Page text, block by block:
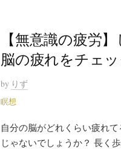
【無意識の疲労
脳の疲れをチェ
by りず
瞑想
自分の脳がどれくらい疲れ
じゃないでしょうか？ 長く